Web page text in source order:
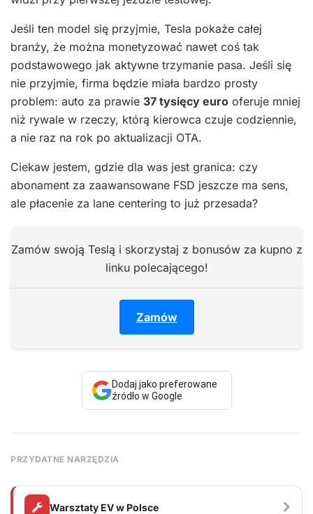
Jeśli ten model się przyjmie, Tesla pokaże całej
branży, że można monetyzować nawet coś tak
podstawowego jak aktywne trzymanie pasa. Jeśli się
nie przyjmie, firma będzie miała bardzo prosty
problem: auto za prawie 37 tysięcy euro oferuje mniej
niż rywale w rzeczy, którą kierowca czuje codziennie,
a nie raz na rok po aktualizacji OTA.
Ciekaw jestem, gdzie dla was jest granica: czy
abonament za zaawansowane FSD jeszcze ma sens,
ale płacenie za lane centering to już przesada?
Zamów swoją Teslą i skorzystaj z bonusów za kupno z
linku polecającego!
Zamów
Dodaj jako preferowane
źródło w Google
PRZYDATNE NARZĘDZIA
Warsztaty EV w Polsce